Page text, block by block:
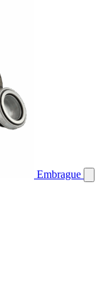
Embrague